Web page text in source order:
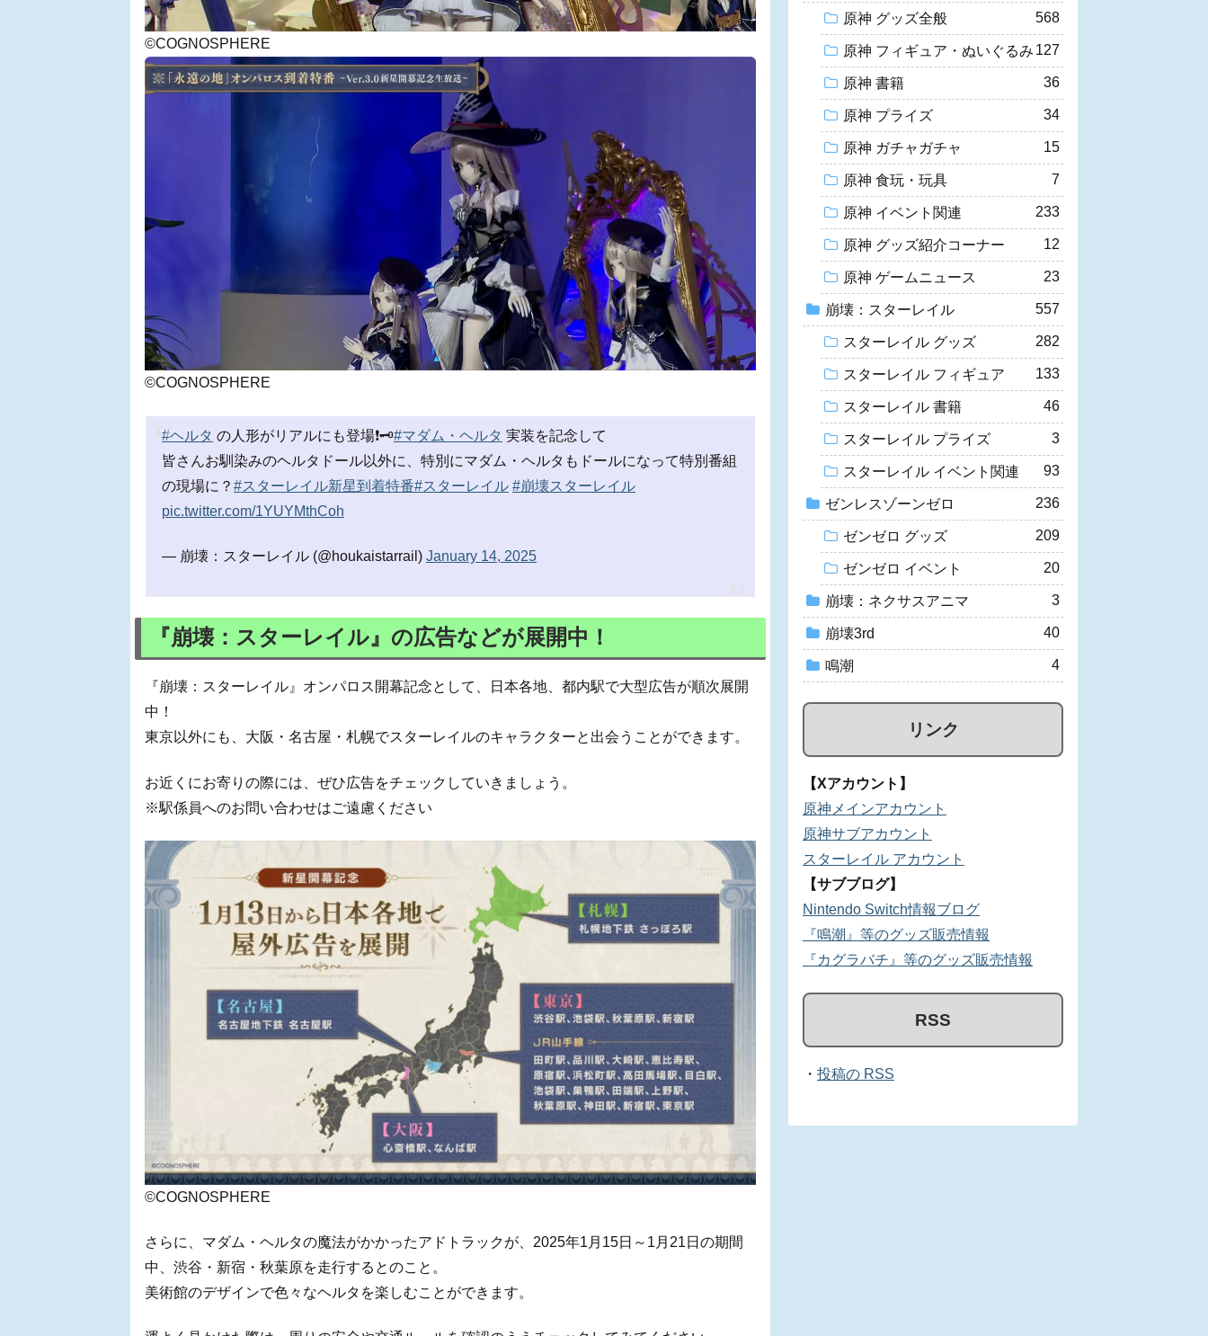
©COGNOSPHERE
©COGNOSPHERE
#ヘルタ の人形がリアルにも登場❗️🗝#マダム・ヘルタ 実装を記念して
皆さんお馴染みのヘルタドール以外に、特別にマダム・ヘルタもドールになって特別番組
の現場に？ #スターレイル新星到着特番#スターレイル #崩壊スターレイル
pic.twitter.com/1YUYMthCoh
— 崩壊：スターレイル (@houkaistarrail) January 14, 2025
『崩壊：スターレイル』の広告などが展開中！
『崩壊：スターレイル』オンパロス開幕記念として、日本各地、都内駅で大型広告が順次展開
中！
東京以外にも、大阪・名古屋・札幌でスターレイルのキャラクターと出会うことができます。
お近くにお寄りの際には、ぜひ広告をチェックしていきましょう。
※駅係員へのお問い合わせはご遠慮ください
©COGNOSPHERE
さらに、マダム・ヘルタの魔法がかかったアドトラックが、2025年1月15日～1月21日の期間
中、渋谷・新宿・秋葉原を走行するとのこと。
美術館のデザインで色々なヘルタを楽しむことができます。
原神 グッズ全般 568
原神 フィギュア・ぬいぐるみ 127
原神 書籍 36
原神 プライズ 34
原神 ガチャガチャ 15
原神 食玩・玩具 7
原神 イベント関連 233
原神 グッズ紹介コーナー 12
原神 ゲームニュース 23
崩壊：スターレイル 557
スターレイル グッズ 282
スターレイル フィギュア 133
スターレイル 書籍 46
スターレイル プライズ 3
スターレイル イベント関連 93
ゼンレスゾーンゼロ 236
ゼンゼロ グッズ 209
ゼンゼロ イベント 20
崩壊：ネクサスアニマ 3
崩壊3rd 40
鳴潮 4
リンク
【Xアカウント】
原神メインアカウント
原神サブアカウント
スターレイル アカウント
【サブブログ】
Nintendo Switch情報ブログ
『鳴潮』等のグッズ販売情報
『カグラバチ』等のグッズ販売情報
RSS
・ 投稿の RSS